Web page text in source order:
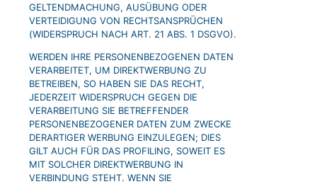
GELTENDMACHUNG, AUSÜBUNG ODER
VERTEIDIGUNG VON RECHTSANSPRÜCHEN
(WIDERSPRUCH NACH ART. 21 ABS. 1 DSGVO).
WERDEN IHRE PERSONENBEZOGENEN DATEN
VERARBEITET, UM DIREKTWERBUNG ZU
BETREIBEN, SO HABEN SIE DAS RECHT,
JEDERZEIT WIDERSPRUCH GEGEN DIE
VERARBEITUNG SIE BETREFFENDER
PERSONENBEZOGENER DATEN ZUM ZWECKE
DERARTIGER WERBUNG EINZULEGEN; DIES
GILT AUCH FÜR DAS PROFILING, SOWEIT ES
MIT SOLCHER DIREKTWERBUNG IN
VERBINDUNG STEHT. WENN SIE